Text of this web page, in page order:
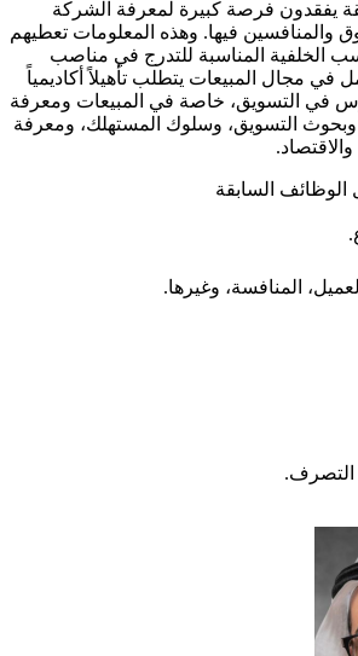
يفقدون فرصة كبيرة لمعرفة الشركة
والمنافسين فيها. وهذه المعلومات تعطيهم
الخلفية المناسبة للتدرج في مناصب
في مجال المبيعات يتطلب تأهيلاً أكاديمياً
في التسويق، خاصة في المبيعات ومعرفة
وبحوث التسويق، وسلوك المستهلك، ومعرفة
الوظائف السابقة